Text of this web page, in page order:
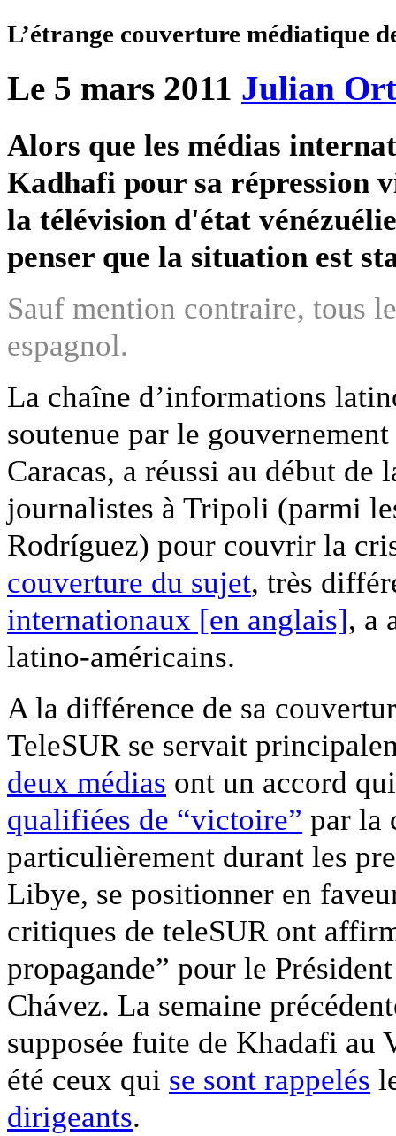
L’étrange couverture médiatique
Le 5 mars 2011 Julian
Alors que les médias
Kadhafi pour sa répression
la télévision d'état
penser que la situation est
Sauf mention contraire, tous
espagnol.
La chaîne d’informations
soutenue par le
Caracas, a réussi au début de
journalistes à Tripoli (parmi
Rodríguez) pour couvrir la
couverture du sujet, très
internationaux [en anglais], a
latino-américains.
A la différence de sa
TeleSUR se servait
deux médias ont un accord
qualifiées de “victoire” par la
particulièrement durant les
Libye, se positionner en
critiques de teleSUR ont
propagande” pour le
Chávez. La semaine
supposée fuite de Khadafi au
été ceux qui se sont rappelés
dirigeants.